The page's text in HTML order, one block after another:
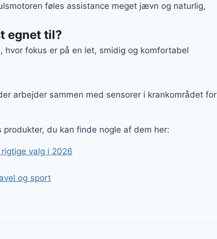
føles assistance meget jævn og naturlig,
egnet til?
fokus er på en let, smidig og komfortabel
arbejder sammen med sensorer i krankområdet for
du kan finde nogle af dem her:
valg i 2026
og sport